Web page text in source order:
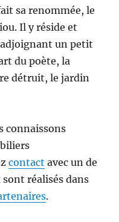
sa renommée, le
Il y réside et
un petit
du poète, la
détruit, le jardin
connaissons
contact avec un de
réalisés dans
.